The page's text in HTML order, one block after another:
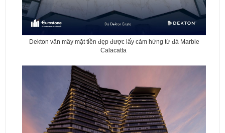
Dekton vân mây mặt tiền đẹp được lấy cảm hứng từ đá Marble
Calacatta